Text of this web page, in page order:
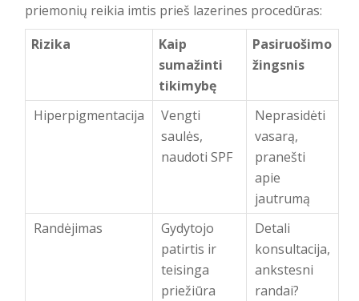
priemonių reikia imtis prieš lazerines procedūras:
Rizika
Kaip
sumažinti
tikimybę
Pasiruošimo
žingsnis
Hiperpigmentacija
Vengti
saulės,
naudoti SPF
Neprasidėti
vasarą,
pranešti
apie
jautrumą
Randėjimas
Gydytojo
patirtis ir
teisinga
priežiūra
Detali
konsultacija,
ankstesni
randai?